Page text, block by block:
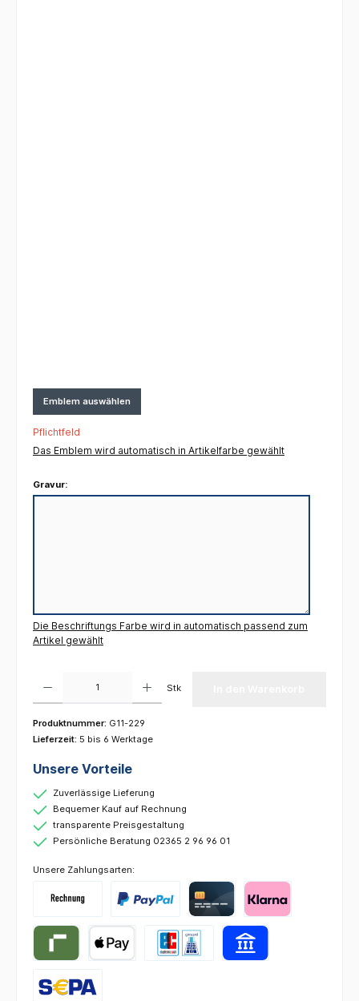
Emblem auswählen
Pflichtfeld
Das Emblem wird automatisch in Artikelfarbe gewählt
Gravur:
Die Beschriftungs Farbe wird in automatisch passend zum
Artikel gewählt
Stk
Produktnummer: G11-229
Lieferzeit: 5 bis 6 Werktage
Unsere Vorteile
Zuverlässige Lieferung
Bequemer Kauf auf Rechnung
transparente Preisgestaltung
Persönliche Beratung 02365 2 96 96 01
Unsere Zahlungsarten: